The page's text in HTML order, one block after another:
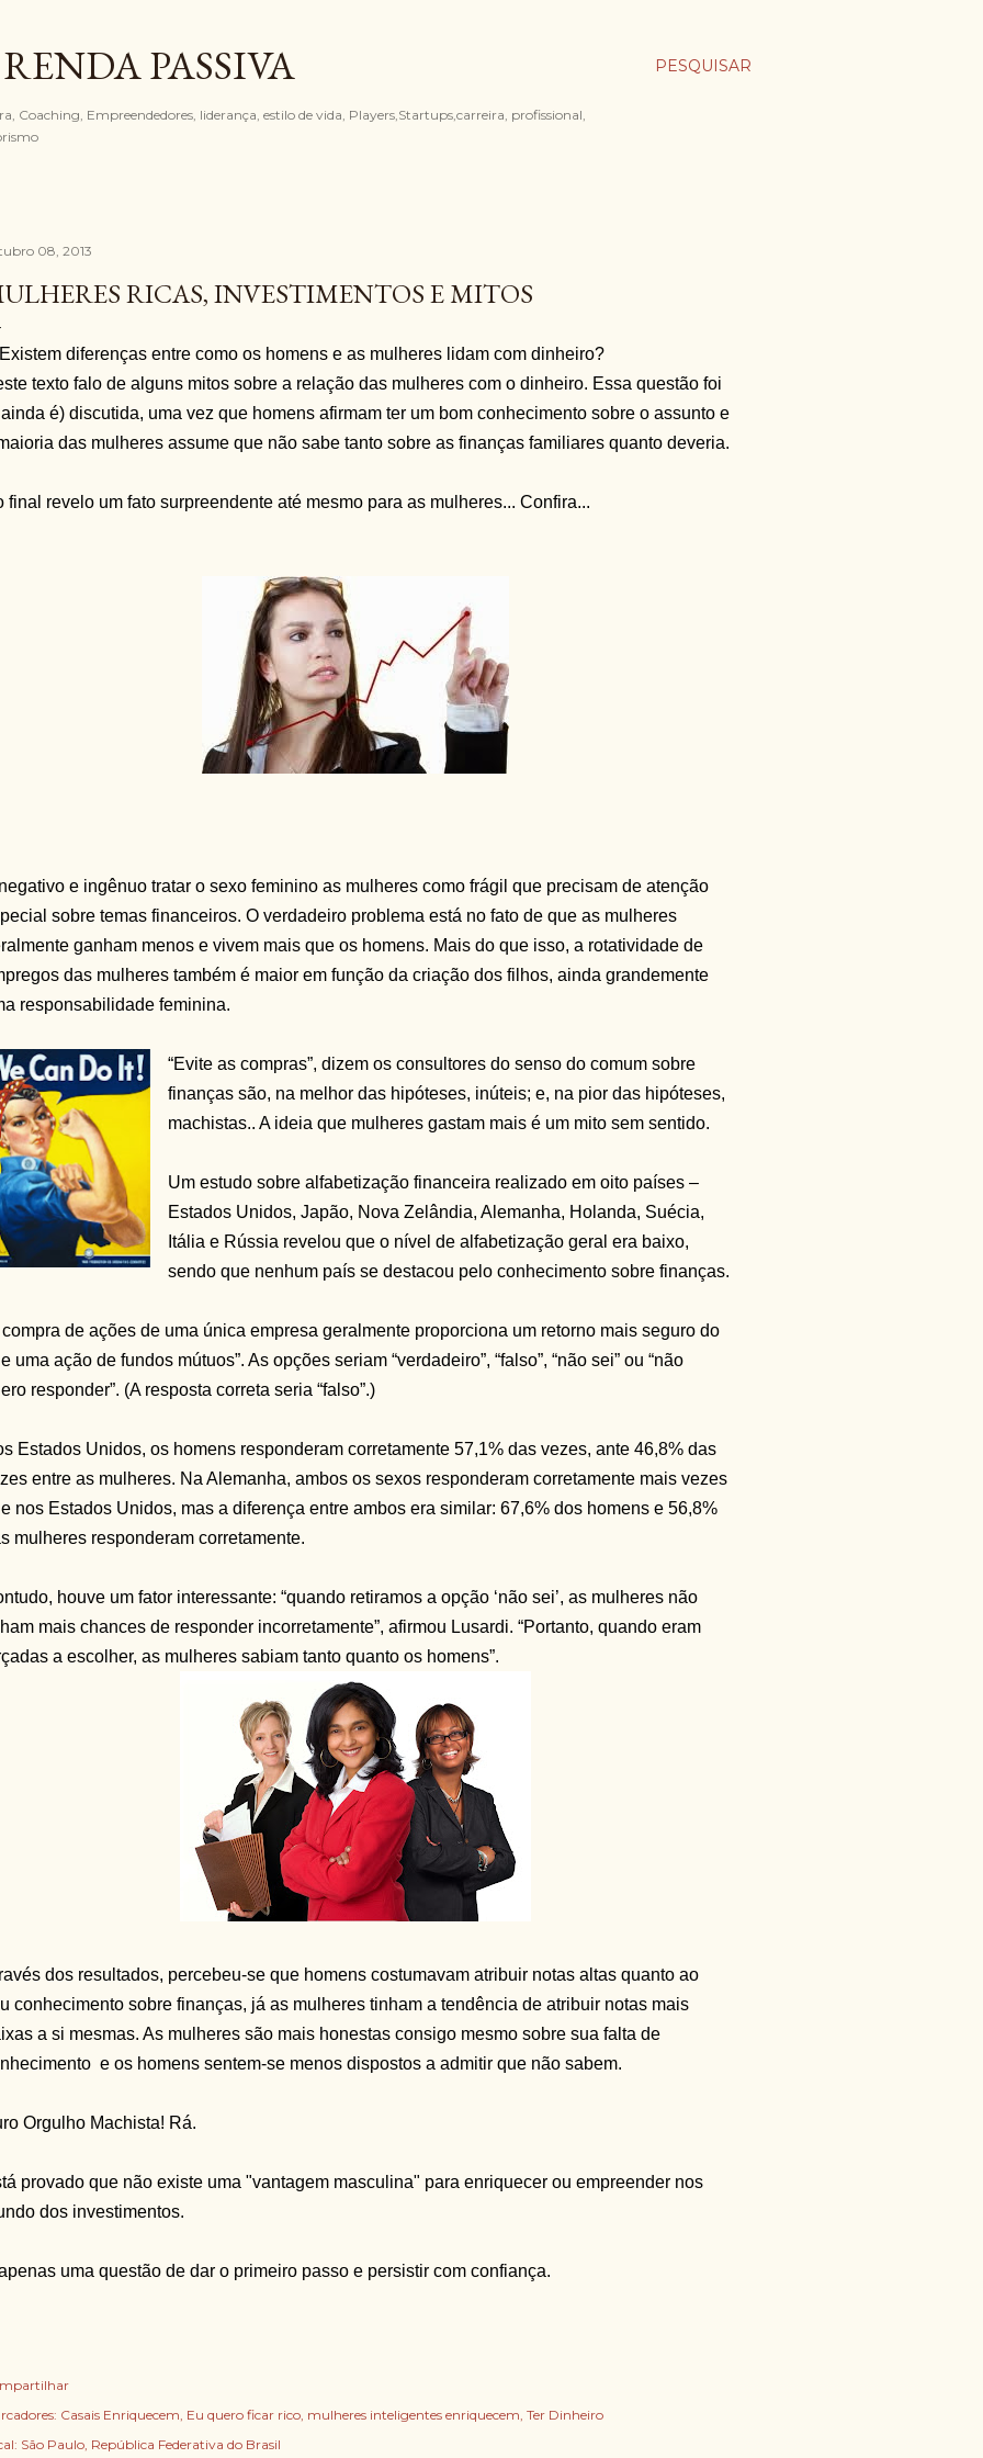
PESQUISAR
PASSIVA
Coaching, Empreendedores, liderança, estilo de vida, Players,Startups,carreira, profissional,
08, 2013
RICAS, INVESTIMENTOS E MITOS
Existem diferenças entre como os homens e as mulheres lidam com dinheiro?
texto falo de alguns mitos sobre a relação das mulheres com o dinheiro. Essa questão foi
é) discutida, uma vez que homens afirmam ter um bom conhecimento sobre o assunto e
das mulheres assume que não sabe tanto sobre as finanças familiares quanto deveria.
final revelo um fato surpreendente até mesmo para as mulheres... Confira...
e ingênuo tratar o sexo feminino as mulheres como frágil que precisam de atenção
sobre temas financeiros. O verdadeiro problema está no fato de que as mulheres
ganham menos e vivem mais que os homens. Mais do que isso, a rotatividade de
das mulheres também é maior em função da criação dos filhos, ainda grandemente
responsabilidade feminina.
“Evite as compras”, dizem os consultores do senso do comum sobre
finanças são, na melhor das hipóteses, inúteis; e, na pior das hipóteses,
machistas.. A ideia que mulheres gastam mais é um mito sem sentido.
Um estudo sobre alfabetização financeira realizado em oito países –
Estados Unidos, Japão, Nova Zelândia, Alemanha, Holanda, Suécia,
Itália e Rússia revelou que o nível de alfabetização geral era baixo,
sendo que nenhum país se destacou pelo conhecimento sobre finanças.
compra de ações de uma única empresa geralmente proporciona um retorno mais seguro do
uma ação de fundos mútuos”. As opções seriam “verdadeiro”, “falso”, “não sei” ou “não
responder”. (A resposta correta seria “falso”.)
Estados Unidos, os homens responderam corretamente 57,1% das vezes, ante 46,8% das
entre as mulheres. Na Alemanha, ambos os sexos responderam corretamente mais vezes
nos Estados Unidos, mas a diferença entre ambos era similar: 67,6% dos homens e 56,8%
mulheres responderam corretamente.
houve um fator interessante: “quando retiramos a opção ‘não sei’, as mulheres não
mais chances de responder incorretamente”, afirmou Lusardi. “Portanto, quando eram
a escolher, as mulheres sabiam tanto quanto os homens”.
dos resultados, percebeu-se que homens costumavam atribuir notas altas quanto ao
conhecimento sobre finanças, já as mulheres tinham a tendência de atribuir notas mais
a si mesmas. As mulheres são mais honestas consigo mesmo sobre sua falta de
e os homens sentem-se menos dispostos a admitir que não sabem.
Orgulho Machista! Rá.
provado que não existe uma "vantagem masculina" para enriquecer ou empreender nos
dos investimentos.
uma questão de dar o primeiro passo e persistir com confiança.
Casais Enriquecem Eu quero ficar rico mulheres inteligentes enriquecem Ter Dinheiro
São Paulo, República Federativa do Brasil